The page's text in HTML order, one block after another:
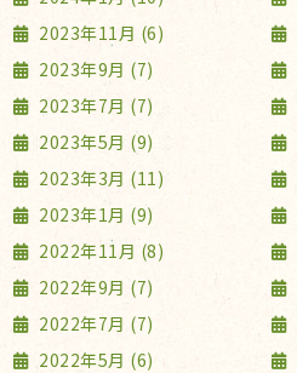
2023年11月 (6)
2023年9月 (7)
2023年7月 (7)
2023年5月 (9)
2023年3月 (11)
2023年1月 (9)
2022年11月 (8)
2022年9月 (7)
2022年7月 (7)
2022年5月 (6)